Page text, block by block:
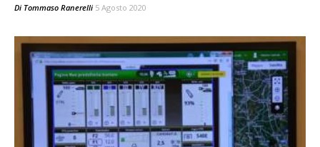
Di Tommaso Ranerelli 5 Agosto 2020